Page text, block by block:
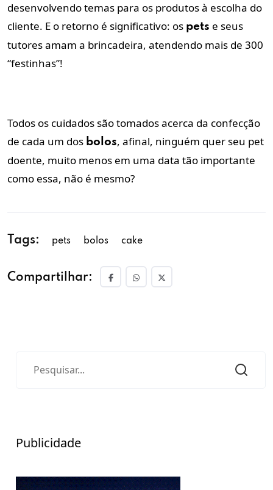
desenvolvendo temas para os produtos à escolha do
cliente. E o retorno é significativo: os pets e seus
tutores amam a brincadeira, atendendo mais de 300
“festinhas”!
Todos os cuidados são tomados acerca da confecção
de cada um dos bolos, afinal, ninguém quer seu pet
doente, muito menos em uma data tão importante
como essa, não é mesmo?
Tags: pets bolos cake
Compartilhar:
Publicidade